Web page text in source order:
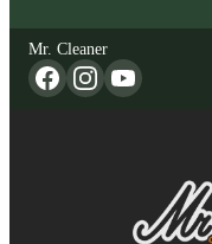
Mr. Cleaner